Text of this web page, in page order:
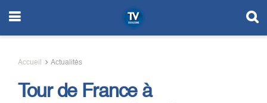
Accueil Actualités
Tour de France à